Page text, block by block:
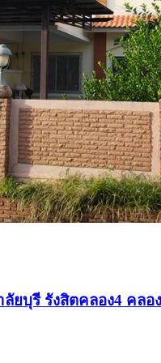
บุรี รังสิตคลอง4 คลอ